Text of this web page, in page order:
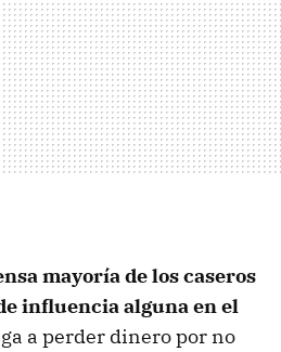
mayoría de los caseros
influencia alguna en el
a perder dinero por no